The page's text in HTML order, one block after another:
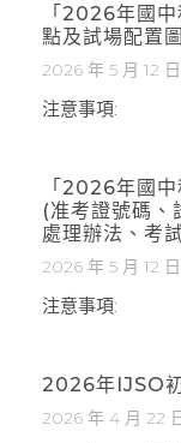
「2026年國
點及試場配置圖
2026 年 5 月 12 日
注意事項:
「2026年國
(准考證號碼、
處理辦法、考
2026 年 5 月 12 日
注意事項:
2026年IJSO
2026 年 4 月 22